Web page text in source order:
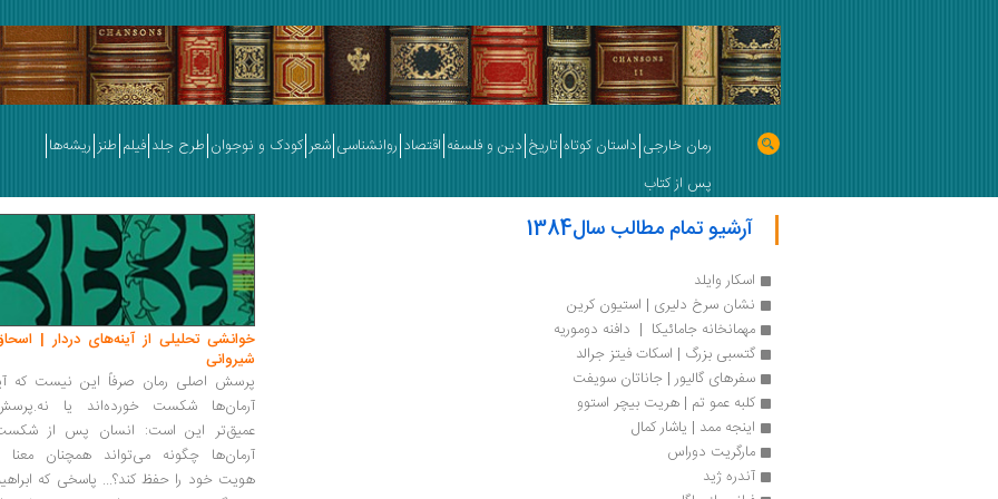
رمان خارجی داستان کوتاه تاریخ دین و فلسفه اقتصاد روانشناسی شعر کودک و نوجوان طرح جلد فیلم طنز ریشه‌ها
پس از کتاب
آرشیو تمام مطالب سال1384
اسکار وایلد
نشان سرخ دلیری | استیون کرین
مهمانخانه جامائیکا  |  دافنه دوموریه
گتسبی بزرگ | اسکات فیتز جرالد
سفرهای گالیور | جاناتان سویفت
کلبه عمو تم | هریت بیچر استوو
اینجه ممد | یاشار کمال
مارگریت دوراس
آندره ژید
خوانشی تحلیلی از آینه‌های دردار |
شیروانی
پرسش اصلی رمان صرفاً این نیست که
آرمان‌ها شکست خورده‌اند یا
عمیق‌تر این است: انسان پس از
آرمان‌ها چگونه می‌تواند همچنان معنا
هویت خود را حفظ کند؟... پاسخی که